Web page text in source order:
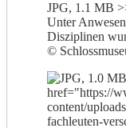
JPG, 1.1 MB
Unter
Disziplinen
©